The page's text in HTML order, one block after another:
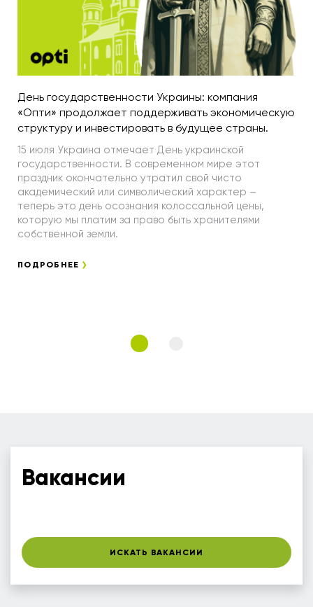
День государственности Украины: компания
«Опти» продолжает поддерживать экономическую
структуру и инвестировать в будущее страны.
15 июля Украина отмечает День украинской
государственности. В современном мире этот
праздник окончательно утратил свой чисто
академический или символический характер –
теперь это день осознания колоссальной цены,
которую мы платим за право быть хранителями
собственной земли.
ПОДРОБНЕЕ
Вакансии
ИСКАТЬ ВАКАНСИИ